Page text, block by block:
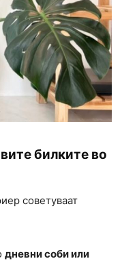
билките во
советуваат
дневни соби или